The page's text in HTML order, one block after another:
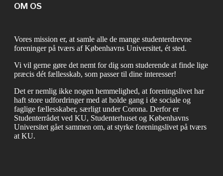
OM OS
Vores mission er, at samle alle de mange studenterdrevne
foreninger på tværs af Københavns Universitet, ét sted.
Vi vil gerne gøre det nemt for dig som studerende at finde lige
præcis dét fællesskab, som passer til dine interesser!
Det er nemlig ikke nogen hemmelighed, at foreningslivet har
haft store udfordringer med at holde gang i de sociale og
faglige fællesskaber, særligt under Corona. Derfor er
Studenterrådet ved KU, Studenterhuset og Københavns
Universitet gået sammen om, at styrke foreningslivet på tværs
at KU.